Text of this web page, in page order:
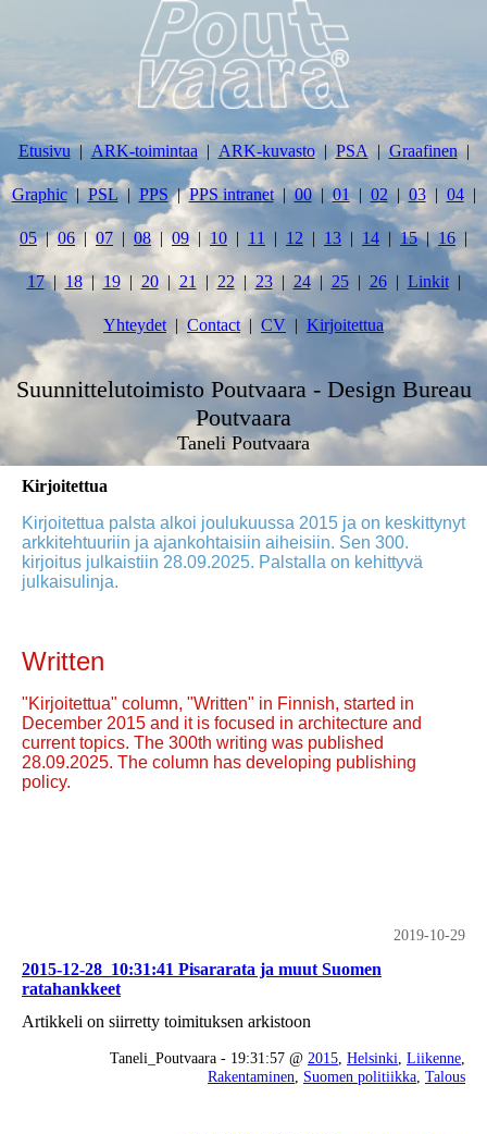
Etusivu ARK-toimintaa ARK-kuvasto PSA Graafinen
Graphic PSL PPS PPS intranet 00 01 02 03 04
05 06 07 08 09 10 11 12 13 14 15 16
17 18 19 20 21 22 23 24 25 26 Linkit
Yhteydet Contact CV Kirjoitettua
Suunnittelutoimisto Poutvaara - Design Bureau
Poutvaara
Taneli Poutvaara
Kirjoitettua
Kirjoitettua palsta alkoi joulukuussa 2015 ja on keskittynyt
arkkitehtuuriin ja ajankohtaisiin aiheisiin. Sen 300.
kirjoitus julkaistiin 28.09.2025. Palstalla on kehittyvä
julkaisulinja.
Written
"Kirjoitettua" column, "Written" in Finnish, started in
December 2015 and it is focused in architecture and
current topics. The 300th writing was published
28.09.2025. The column has developing publishing
policy.
2019-10-29
2015-12-28_10:31:41 Pisararata ja muut Suomen
ratahankkeet
Artikkeli on siirretty toimituksen arkistoon
Taneli_Poutvaara - 19:31:57 @ 2015 Helsinki Liikenne
Rakentaminen
Suomen politiikka Talous